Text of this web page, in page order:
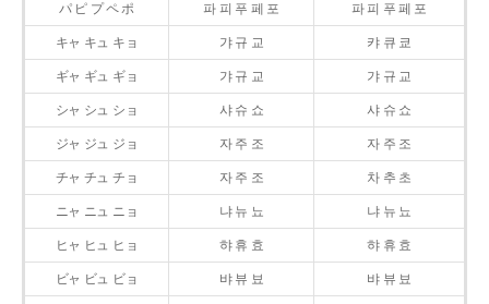
パ ピ プ ペ ポ 파 피 푸 페 포 파 피 푸 페 포
キャ キュ キョ 갸 규 교 캬 큐 쿄
ギャ ギュ ギョ 갸 규 교 갸 규 교
シャ シュ ショ 샤 슈 쇼 샤 슈 쇼
ジャ ジュ ジョ 자 주 조 자 주 조
チャ チュ チョ 자 주 조 차 추 초
ニャ ニュ ニョ 냐 뉴 뇨 냐 뉴 뇨
ヒャ ヒュ ヒョ 햐 휴 효 햐 휴 효
ビャ ビュ ビョ 뱌 뷰 뵤 뱌 뷰 뵤